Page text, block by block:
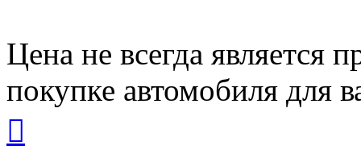
Цена не всегда
покупке автомобиля для
началу